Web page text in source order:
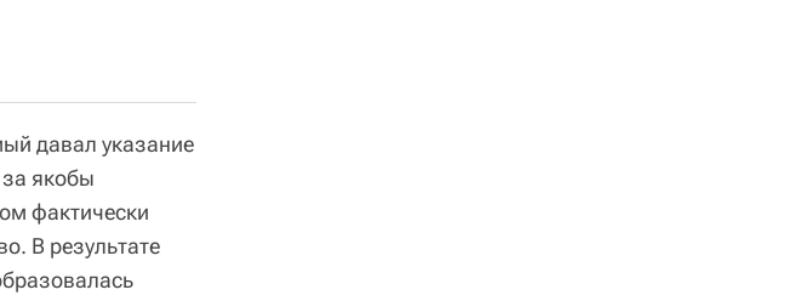
давал указание
якобы
фактически
В результате